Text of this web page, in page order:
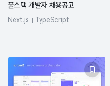
풀스택 개발자 채용공고
Next.js
TypeScript